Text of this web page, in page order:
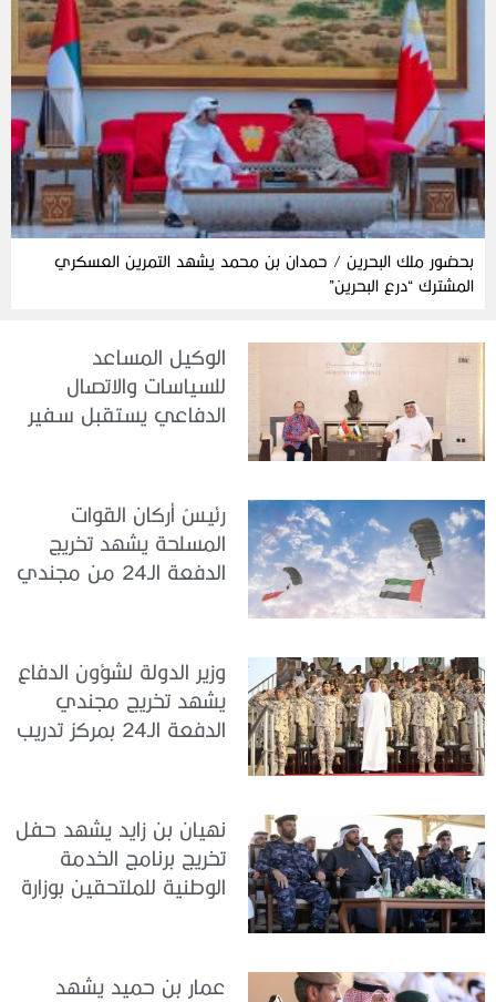
بحضور ملك البحرين / حمدان بن محمد يشهد التمرين العسكري
المشترك “درع البحرين”
الوكيل المساعد
للسياسات والاتصال
الدفاعي يستقبل سفير
رئيسُ أركان القوات
المسلحة يشهد تخريج
الدفعة الـ24 من مجندي
وزير الدولة لشؤون الدفاع
يشهد تخريج مجندي
الدفعة الـ24 بمركز تدريب
نهيان بن زايد يشهد حفل
تخريج برنامج الخدمة
الوطنية للملتحقين بوزارة
عمار بن حميد يشهد